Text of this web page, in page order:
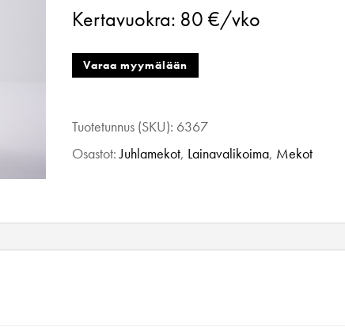
Lavender,
XS
määrä
Kertavuokra: 80 €/vko
Varaa myymälään
Tuotetunnus (SKU): 6367
Osastot:Juhlamekot, Lainavalikoima, Mekot